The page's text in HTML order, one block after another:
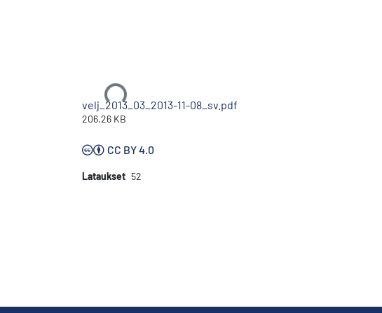
Ladataan...
velj_2013_03_2013-11-08_sv.pdf
206.26 KB
CC BY 4.0
Lataukset 52